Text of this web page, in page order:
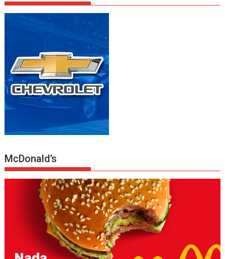
McDonald’s